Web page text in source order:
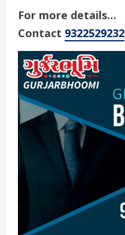
For more details…
Contact 9322529232